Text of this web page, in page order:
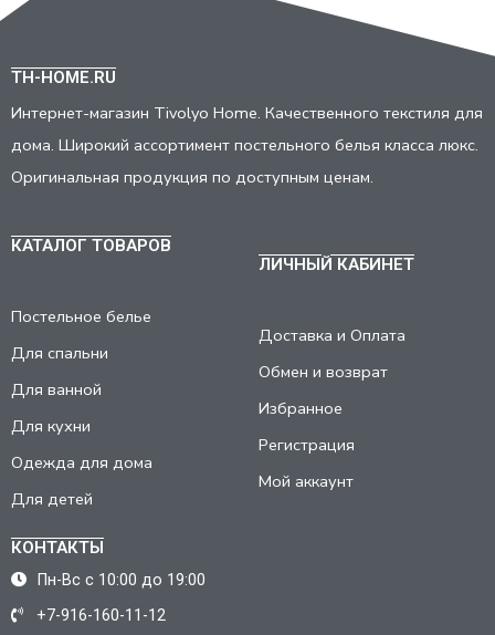
TH-HOME.RU
Интернет-магазин Tivolyo Home. Качественного текстиля для
дома. Широкий ассортимент постельного белья класса люкс.
Оригинальная продукция по доступным ценам.
КАТАЛОГ ТОВАРОВ
Постельное белье
Для спальни
Для ванной
Для кухни
Одежда для дома
Для детей
ЛИЧНЫЙ КАБИНЕТ
Доставка и Оплата
Обмен и возврат
Избранное
Регистрация
Мой аккаунт
КОНТАКТЫ
Пн-Вс с 10:00 до 19:00
+7-916-160-11-12